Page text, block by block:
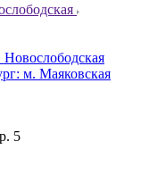
м. Маяковская
5